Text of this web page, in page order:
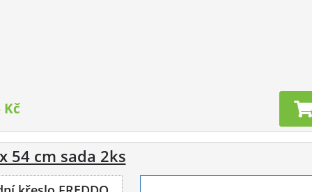
Kč
54 cm sada 2ks